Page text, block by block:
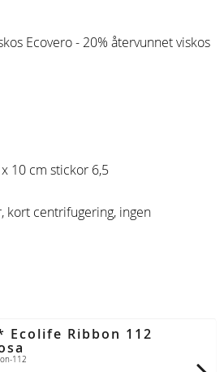
Ecovero - 20% återvunnet viskos
10 cm stickor 6,5
kort centrifugering, ingen
Ecolife Ribbon 112
112